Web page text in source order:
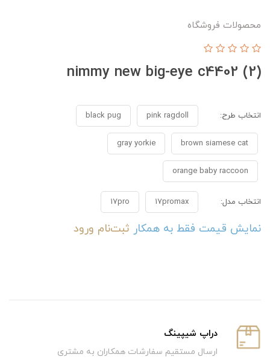
محصولات فروشگاه
nimmy new big-eye c4402 (2)
انتخاب طرح: pink ragdoll
black pug
brown siamese cat
gray yorkie
orange baby raccoon
انتخاب مدل: 17promax
17pro
نمایش قیمت فقط به همکار ثبت‌نام ورود
دراپ شیپینگ
ارسال مستقیم سفارشات همکاران به مشتری